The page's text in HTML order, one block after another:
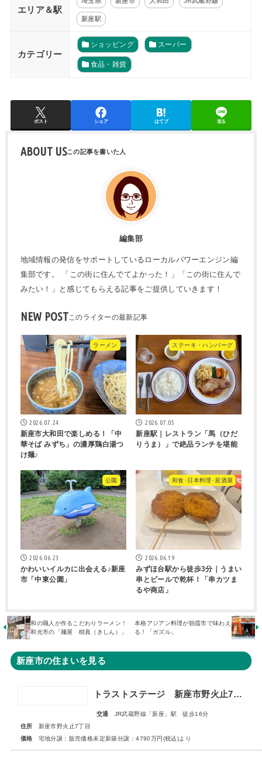
エリア＆駅
新座駅
カテゴリー
ショッピング スーパー
食品・雑貨
ポスト シェア はてブ 送る
ABOUT US
編集部
地域情報の発信をサポートしているローカルパワーエンジン編
集部です。 「この街に住んでてよかった！」「この街に住んで
みたい！」と感じてもらえる記事をご提供していきます！
NEW POST
ラーメン
2026.07.24
新座市大和田で楽しめる！「中
華そば みずち」の濃厚鶏白湯つ
け麺♪
ステーキ・ハンバーグ
2026.07.05
新座駅｜レストラン「馬（ひだ
りうま）」で絶品ランチを堪能
公園
2026.06.23
かわいいイルカに出会える♪新座
市「中東公園」
和食･日本料理･居酒屋
2026.06.19
みずほ台駅から徒歩3分｜うまい
串とビールで乾杯！「串カツま
るや商店」
和の職人が作るこだわりラーメン！
和光市の「麺屋 樹真（きしん）」
本格アジアン料理が朝霞市で味わえ
る！「ガズル」
新座市の住まいを見る
トラストステージ 新座市野火止7丁目51期 全26区画◆第1期分譲3次販売 宅地分譲 販売予告◆◆第2期分譲1次販売 新築分譲住宅 販売開始◆
交通
JR武蔵野線「新座」駅 徒歩16分
住所
新座市野火止7丁目
価格
宅地分譲：販売価格未定新築分譲：4790万円(税込)より